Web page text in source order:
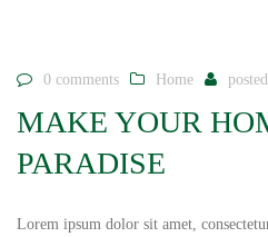
0 comments Home
MAKE YOUR
PARADISE
Lorem ipsum dolor sit amet,